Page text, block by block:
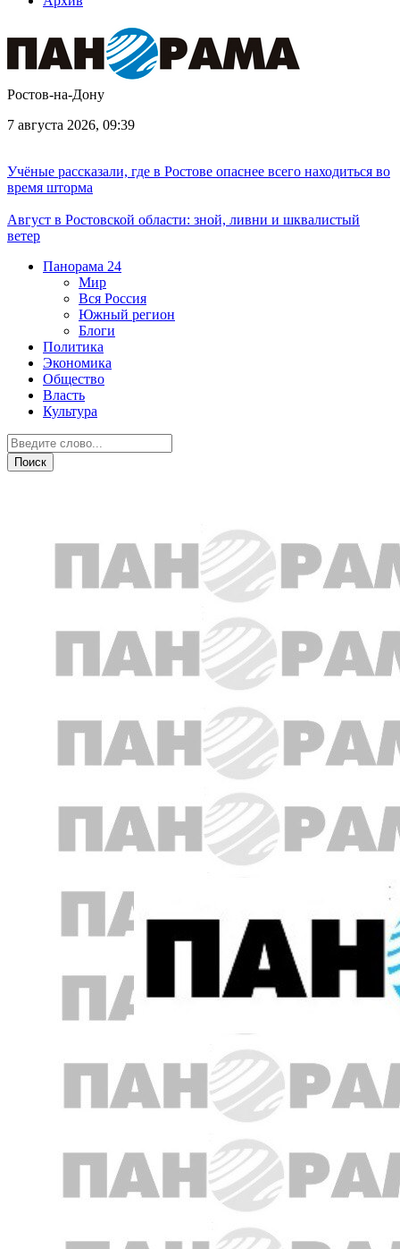
Ростов-на-Дону
7 августа 2026, 09:39
Учёные рассказали, где в Ростове опаснее всего находиться во
время шторма
Август в Ростовской области: зной, ливни и шквалистый
ветер
Панорама 24
Мир
Вся Россия
Южный регион
Блоги
Политика
Экономика
Общество
Власть
Культура